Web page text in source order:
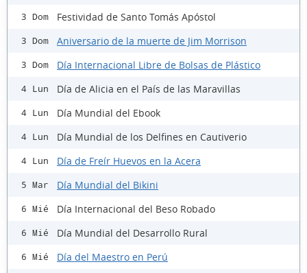
3 Dom Festividad de Santo Tomás Apóstol
3 Dom Aniversario de la muerte de Jim Morrison
3 Dom Día Internacional Libre de Bolsas de Plástico
4 Lun Día de Alicia en el País de las Maravillas
4 Lun Día Mundial del Ebook
4 Lun Día Mundial de los Delfines en Cautiverio
4 Lun Día de Freír Huevos en la Acera
5 Mar Día Mundial del Bikini
6 Mié Día Internacional del Beso Robado
6 Mié Día Mundial del Desarrollo Rural
6 Mié Día del Maestro en Perú